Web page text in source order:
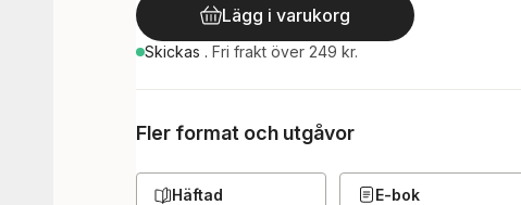
Lägg i varukorg
Skickas . Fri frakt över 249 kr.
Fler format och utgåvor
Häftad
E-bok